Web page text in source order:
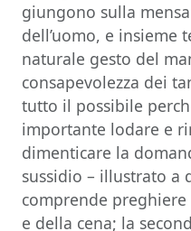
giungono sulla
dell’uomo, e insieme
naturale gesto del
consapevolezza dei
tutto il possibile
importante lodare e
dimenticare la
sussidio – illustrato a
comprende
e della cena; la